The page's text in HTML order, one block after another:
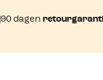
90 dagen